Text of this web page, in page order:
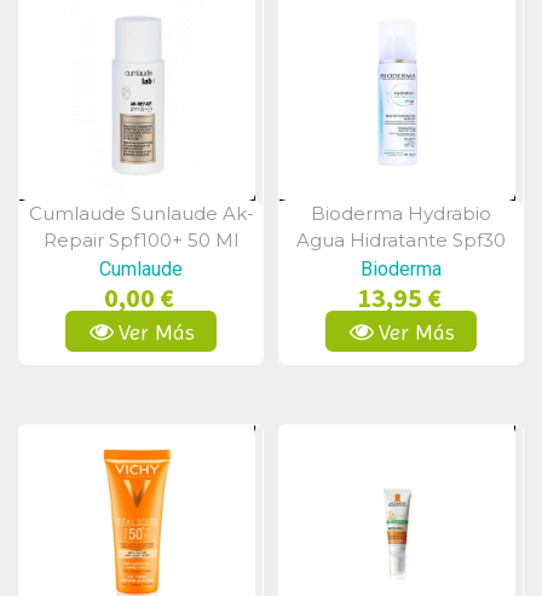
Vista Rápida
Cumlaude Sunlaude Ak-
Repair Spf100+ 50 Ml
Cumlaude
0,00 €
Ver Más
Vista Rápida
Bioderma Hydrabio
Agua Hidratante Spf30
50 Ml
Bioderma
13,95 €
Ver Más